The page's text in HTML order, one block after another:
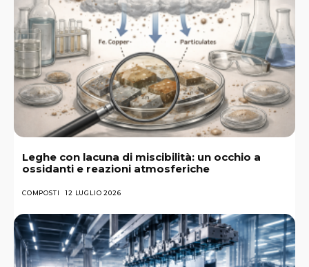
Leghe con lacuna di miscibilità: un occhio a
ossidanti e reazioni atmosferiche
COMPOSTI 12 LUGLIO 2026